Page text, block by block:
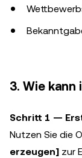
3. Wie kann
Schritt 1 —
Nutzen Sie die
erzeugen] zur